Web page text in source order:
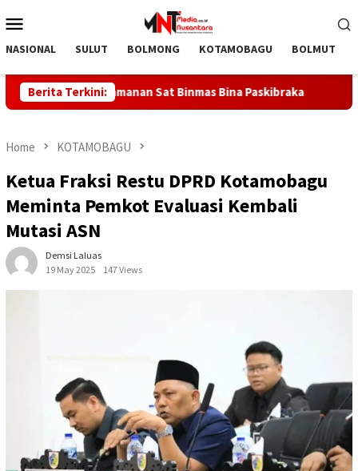
to
Menu
NASIONAL SULUT BOLMONG KOTAMOBAGU BOLMUT
Berita Terkini:
Pelopor Keamanan Sat Binmas Bina Paskibraka
Home KOTAMOBAGU
Ketua Fraksi Restu DPRD Kotamobagu
Meminta Pemkot Evaluasi Kembali
Mutasi ASN
Demsi Laluas
19 May 2025
147 Views